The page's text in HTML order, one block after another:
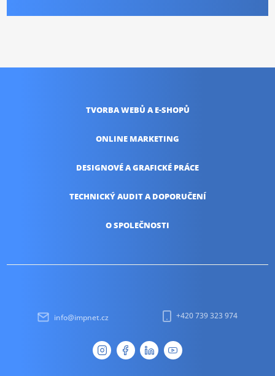
TVORBA WEBŮ A E-SHOPŮ
ONLINE MARKETING
DESIGNOVÉ AGRAFICKÉ PRÁCE
TECHNICKÝ AUDITA DOPORUČENÍ
O SPOLEČNOSTI
info@impnet.cz +420 739 323 974